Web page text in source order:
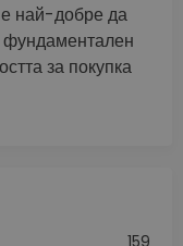
е най-добре да
фундаментален
за покупка
159